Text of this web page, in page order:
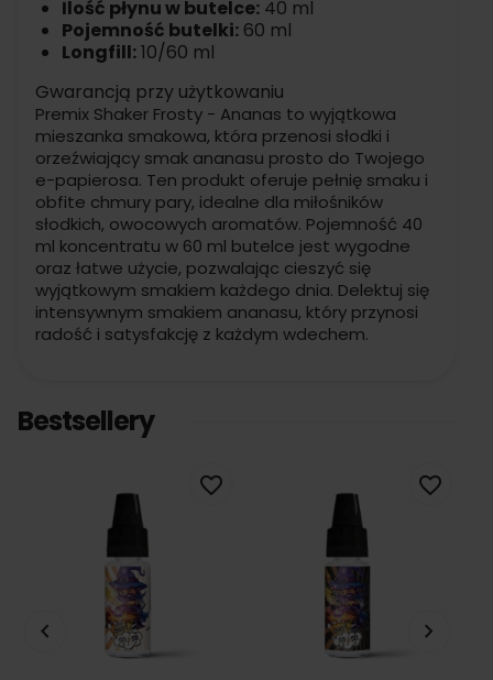
Ilość płynu w butelce: 40 ml
Pojemność butelki: 60 ml
Longfill:10/60 ml
Gwarancją przy użytkowaniu
Premix Shaker Frosty - Ananas to wyjątkowa
mieszanka smakowa, która przenosi słodki i
orzeźwiający smak ananasu prosto do Twojego
e-papierosa. Ten produkt oferuje pełnię smaku i
obfite chmury pary, idealne dla miłośników
słodkich, owocowych aromatów. Pojemność 40
ml koncentratu w 60 ml butelce jest wygodne
oraz łatwe użycie, pozwalając cieszyć się
wyjątkowym smakiem każdego dnia. Delektuj się
intensywnym smakiem ananasu, który przynosi
radość i satysfakcję z każdym wdechem.
Bestsellery
favorite_border favorite_border
keyboard_arrow_left keyboard_arrow_right